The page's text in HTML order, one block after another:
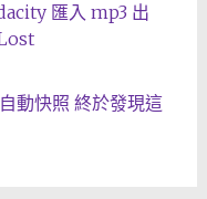
匯入 mp3 出
動快照 終於發現這